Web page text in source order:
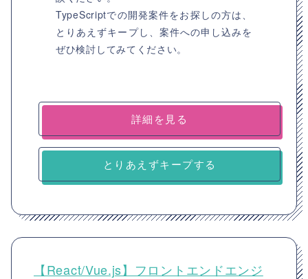
TypeScriptでの開発案件をお探しの方は、
とりあえずキープし、案件への申し込みを
ぜひ検討してみてください。
詳細を見る
とりあえずキープする
【React/Vue.js】フロントエンドエンジ